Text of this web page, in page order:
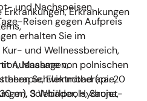
und Nachspeisen.
Reisen gegen Aufpreis
erhalten Sie im
und Wellnessbereich,
Ausnahme von polnischen
Schwimmbad (ca. 20
m), 3 Whirlpools, Sauna,
Erkrankungen
Massagen,
Elektrotherapie,
Solebäder, Hydrojet-